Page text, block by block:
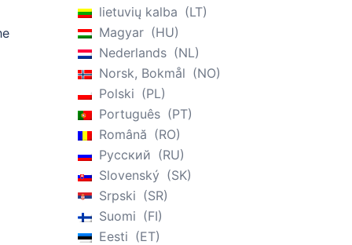
lietuvių kalba
LT
Magyar
HU
Nederlands
NL
Norsk, Bokmål
NO
Polski
PL
Português
PT
Română
RO
Русский
RU
Slovenský
SK
Srpski
SR
Suomi
FI
Eesti
ET